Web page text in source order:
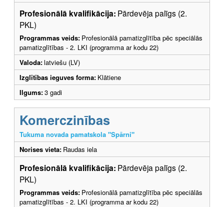
Profesionālā kvalifikācija: Pārdevēja palīgs (2.
PKL)
Programmas veids: Profesionālā pamatizglītība pēc speciālās
pamatizglītības - 2. LKI (programma ar kodu 22)
Valoda:latviešu (LV)
Izglītības ieguves forma: Klātiene
Ilgums:3 gadi
Komerczinības
Tukuma novada pamatskola "Spārni"
Norises vieta: Raudas iela
Profesionālā kvalifikācija: Pārdevēja palīgs (2.
PKL)
Programmas veids: Profesionālā pamatizglītība pēc speciālās
pamatizglītības - 2. LKI (programma ar kodu 22)